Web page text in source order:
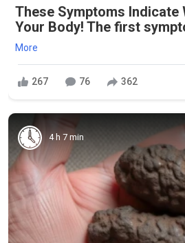
These Symptoms Indicate
Your Body! The first
More
267 76 362
4 h 7 min